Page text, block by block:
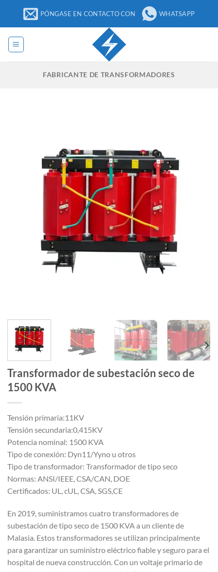
contenido
PÓNGASE EN CONTACTO CON WHATSAPP
FABRICANTE DE TRANSFORMADORES
Transformador de subestación seco de
1500 KVA
Tensión primaria:11KV
Tensión secundaria:0,415KV
Potencia nominal: 1500 KVA
Tipo de conexión: Dyn11/Yyno u otros
Tipo de transformador: Transformador de tipo seco
Normas: ANSI/IEEE, CSA/CAN, DOE
Certificados: UL, cUL, CSA, SGS,CE
En 2019, suministramos cuatro transformadores de
subestación de tipo seco de 1500 KVA a un cliente de
Malasia. Estos transformadores se utilizan principalmente
para garantizar un suministro eléctrico fiable y seguro para el
hospital de nueva construcción. Con un voltaje primario de